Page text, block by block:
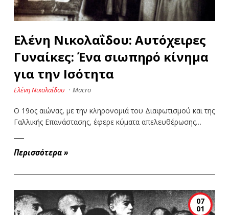
Ελένη Νικολαΐδου: Αυτόχειρες
Γυναίκες: Ένα σιωπηρό κίνημα
για την Ισότητα
Ελένη Νικολαΐδου · Macro
Ο 19ος αιώνας, με την κληρονομιά του Διαφωτισμού και της
Γαλλικής Επανάστασης, έφερε κύματα απελευθέρωσης…
Περισσότερα »
07
01